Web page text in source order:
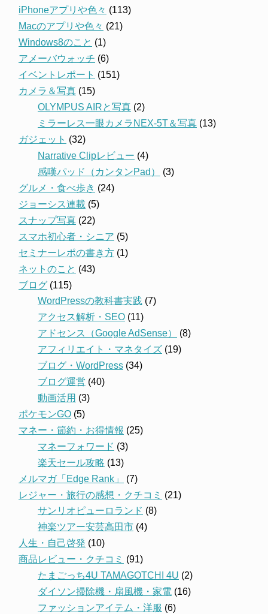
iPhoneアプリや色々 (113)
Macのアプリや色々 (21)
Windows8のこと (1)
アメーバウォッチ (6)
イベントレポート (151)
カメラ＆写真 (15)
OLYMPUS AIRと写真 (2)
ミラーレス一眼カメラNEX-5T＆写真 (13)
ガジェット (32)
Narrative Clipレビュー (4)
感嘆パッド（カンタンPad）
(3)
グルメ・食べ歩き (24)
ジョーシス連載 (5)
スナップ写真 (22)
スマホ初心者・シニア (5)
セミナーレポの書き方 (1)
ネットのこと (43)
ブログ (115)
WordPressの教科書実践 (7)
アクセス解析・SEO (11)
アドセンス（Google AdSense）
(8)
アフィリエイト・マネタイズ (19)
ブログ・WordPress (34)
ブログ運営 (40)
動画活用 (3)
ポケモンGO (5)
マネー・節約・お得情報 (25)
マネーフォワード (3)
楽天セール攻略 (13)
メルマガ「Edge Rank」
(7)
レジャー・旅行の感想・クチコミ (21)
サンリオピューロランド (8)
神楽ツアー安芸高田市 (4)
人生・自己啓発 (10)
商品レビュー・クチコミ (91)
たまごっち4U TAMAGOTCHI 4U (2)
ダイソン掃除機・扇風機・家電 (16)
ファッションアイテム・洋服 (6)